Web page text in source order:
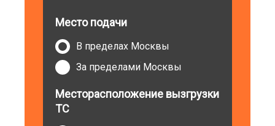
Место подачи
В пределах Москвы
За пределами Москвы
Месторасположение вызгрузки
ТС